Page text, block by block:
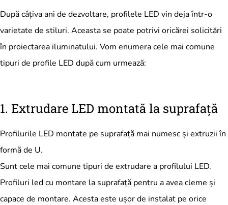
După câțiva ani de dezvoltare, profilele LED vin deja într-o
varietate de stiluri. Aceasta se poate potrivi oricărei solicitări
în proiectarea iluminatului. Vom enumera cele mai comune
tipuri de profile LED după cum urmează:
1. Extrudare LED montată la suprafață
Profilurile LED montate pe suprafață mai numesc și extruzii în
formă de U.
Sunt cele mai comune tipuri de extrudare a profilului LED.
Profiluri led cu montare la suprafață pentru a avea cleme și
capace de montare. Acesta este ușor de instalat pe orice